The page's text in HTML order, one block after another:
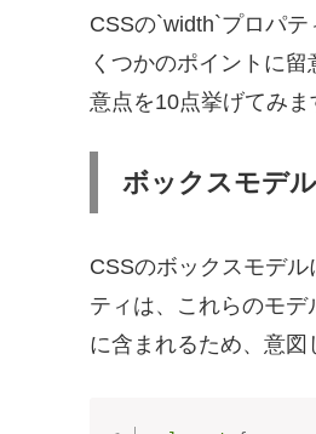
CSSの`width`プロパ
くつかのポイントに
意点を10点挙げてみま
ボックスモデ
CSSのボックスモデ
ティは、これらのモ
に含まれるため、意図